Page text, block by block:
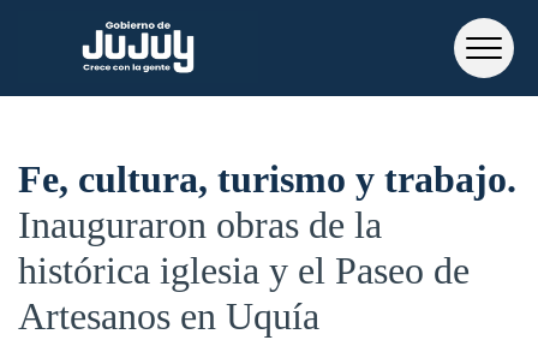
Fe, cultura, turismo y trabajo
Inauguraron obras de la
histórica iglesia y el Paseo de
Artesanos en Uquía